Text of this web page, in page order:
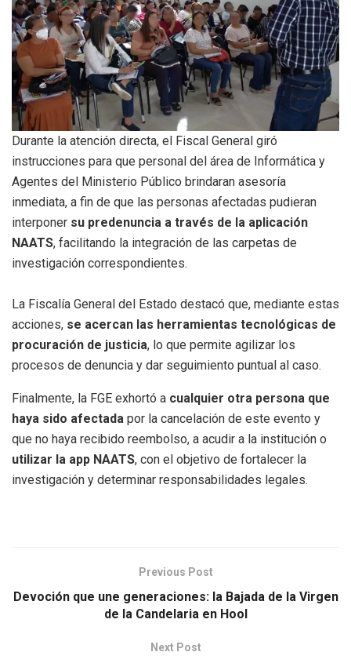
Durante la atención directa, el Fiscal General giró
instrucciones para que personal del área de Informática y
Agentes del Ministerio Público brindaran asesoría
inmediata, a fin de que las personas afectadas pudieran
interponer su predenuncia a través de la aplicación
NAATS, facilitando la integración de las carpetas de
investigación correspondientes.
La Fiscalía General del Estado destacó que, mediante estas
acciones, se acercan las herramientas tecnológicas de
procuración de justicia, lo que permite agilizar los
procesos de denuncia y dar seguimiento puntual al caso.
Finalmente, la FGE exhortó a cualquier otra persona que
haya sido afectada por la cancelación de este evento y
que no haya recibido reembolso, a acudir a la institución o
utilizar la app NAATS, con el objetivo de fortalecer la
investigación y determinar responsabilidades legales.
Previous Post
Devoción que une generaciones: la Bajada de la Virgen
de la Candelaria en Hool
Next Post